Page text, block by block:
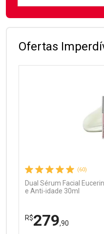
Ofertas
(60)
Dual Sérum Facial
e Anti-idade 30ml
R$279,90